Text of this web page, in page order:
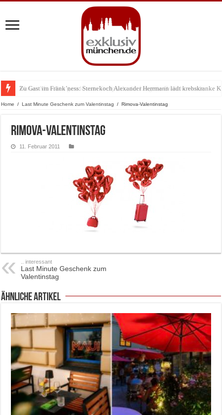
Zu Gast im Fränk’ness: Sternekoch Alexander Herrmann lädt krebskranke
Warum München gerade zum Treffpunkt der Lingerie-Branche wurde
Home / Last Minute Geschenk zum Valentinstag / Rimova-Valentinstag
Rimova-Valentinstag
11. Februar 2011
.. interessant
Last Minute Geschenk zum
Valentinstag
ähnliche Artikel